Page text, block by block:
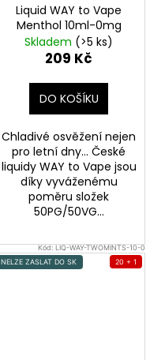
Liquid WAY to Vape
Menthol 10ml-0mg
Skladem (>5 ks)
209 Kč
DO KOŠÍKU
Chladivé osvěžení nejen
pro letní dny... České
liquidy WAY to Vape jsou
díky vyváženému
poměru složek
50PG/50VG...
Kód:LIQ-WAY-TWOMINTS-10-0
NELZE ZASLAT DO SK
20 + 1